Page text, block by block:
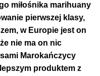
miłośnika marihuany
pierwszej klasy,
w Europie jest on
nie ma on nic
Marokańczycy
produktem z